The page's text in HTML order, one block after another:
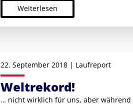
Weiterlesen
22. September 2018 | Laufreport
Weltrekord!
… nicht wirklich für uns, aber während